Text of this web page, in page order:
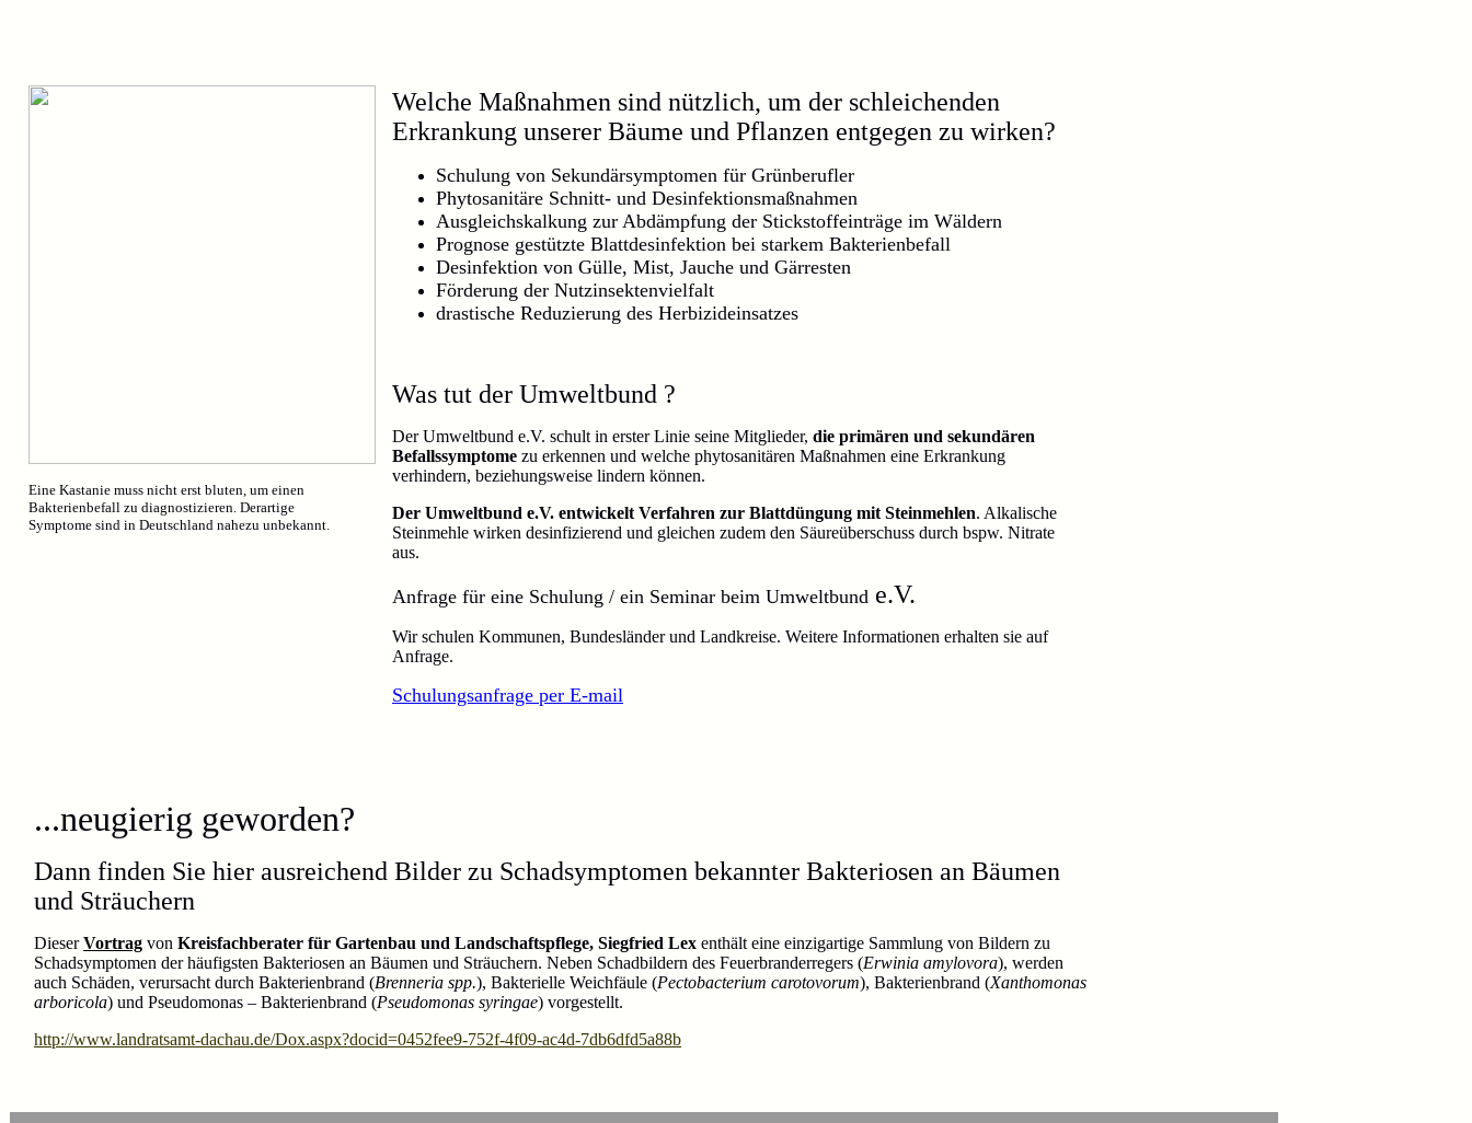
Eine Kastanie muss nicht erst bluten, um einen
Bakterienbefall zu diagnostizieren. Derartige
Symptome sind in Deutschland nahezu unbekannt.
Welche Maßnahmen sind nützlich, um der schleichenden
Erkrankung unserer Bäume und Pflanzen entgegen zu wirken?
Schulung von Sekundärsymptomen für Grünberufler
Phytosanitäre Schnitt- und Desinfektionsmaßnahmen
Ausgleichskalkung zur Abdämpfung der Stickstoffeinträge im Wäldern
Prognose gestützte Blattdesinfektion bei starkem Bakterienbefall
Desinfektion von Gülle, Mist, Jauche und Gärresten
Förderung der Nutzinsektenvielfalt
drastische Reduzierung des Herbizideinsatzes
Was tut der Umweltbund ?
Der Umweltbund e.V. schult in erster Linie seine Mitglieder, die primären und sekundären
Befallssymptome zu erkennen und welche phytosanitären Maßnahmen eine Erkrankung
verhindern, beziehungsweise lindern können.
Der Umweltbund e.V. entwickelt Verfahren zur Blattdüngung mit Steinmehlen. Alkalische
Steinmehle wirken desinfizierend und gleichen zudem den Säureüberschuss durch bspw. Nitrate
aus.
Anfrage für eine Schulung / ein Seminar beim Umweltbund e.V.
Wir schulen Kommunen, Bundesländer und Landkreise. Weitere Informationen erhalten sie auf
Anfrage.
Schulungsanfrage per E-mail
...neugierig geworden?
Dann finden Sie hier ausreichend Bilder zu Schadsymptomen bekannter Bakteriosen an Bäumen
und Sträuchern
DieserVortrag von Kreisfachberater für Gartenbau und Landschaftspflege, Siegfried Lex enthält eine einzigartige Sammlung von Bildern zu
Schadsymptomen der häufigsten Bakteriosen an Bäumen und Sträuchern. Neben Schadbildern des Feuerbranderregers (Erwinia amylovora), werden
auch Schäden, verursacht durch Bakterienbrand (Brenneria spp.), Bakterielle Weichfäule (Pectobacterium carotovorum), Bakterienbrand (Xanthomonas
arboricola) und Pseudomonas – Bakterienbrand (Pseudomonas syringae) vorgestellt.
http://www.landratsamt-dachau.de/Dox.aspx?docid=0452fee9-752f-4f09-ac4d-7db6dfd5a88b